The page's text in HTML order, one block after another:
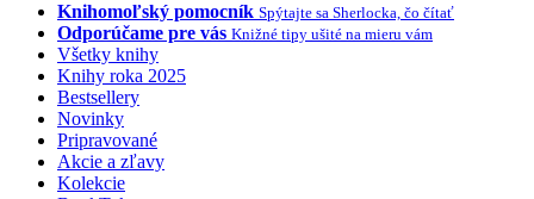
Knihomoľský pomocník Spýtajte sa Sherlocka, čo čítať
Odporúčame pre vás Knižné tipy ušité na mieru vám
Všetky knihy
Knihy roka 2025
Bestsellery
Novinky
Pripravované
Akcie a zľavy
Kolekcie